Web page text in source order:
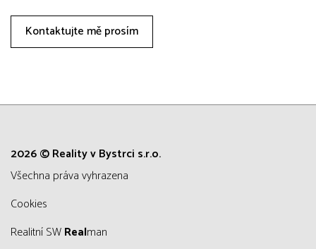
Kontaktujte mě prosím
2026 © Reality v Bystrci s.r.o.
všechna práva vyhrazena
Cookies
Realitní SWRealman